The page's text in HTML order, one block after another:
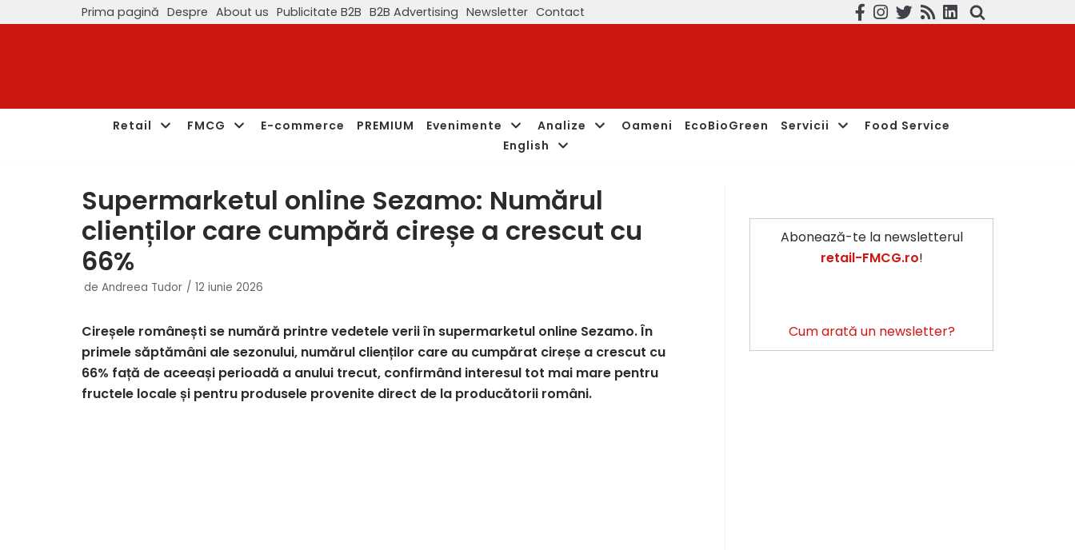
Prima pagină Despre About us Publicitate B2B B2B Advertising Newsletter Contact
Retail FMCG E-commerce PREMIUM Evenimente Analize Oameni EcoBioGreen Servicii
Food Service
English
Supermarketul online Sezamo: Numărul
clienților care cumpără cireșe a crescut cu
66%
de Andreea Tudor 12 iunie 2026
Cireșele românești se numără printre vedetele verii în supermarketul online Sezamo. În
primele săptămâni ale sezonului, numărul clienților care au cumpărat cireșe a crescut cu
66% față de aceeași perioadă a anului trecut, confirmând interesul tot mai mare pentru
fructele locale și pentru produsele provenite direct de la producătorii români.
Abonează-te la newsletterul
retail-FMCG.ro!
Cum arată un newsletter?